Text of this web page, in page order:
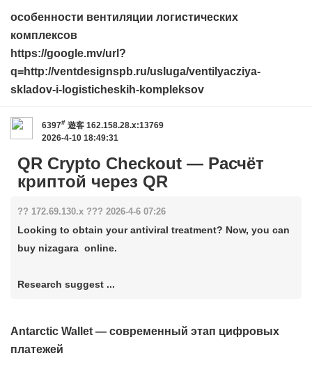
особенности вентиляции логистических
комплексов
https://google.mv/url?
q=http://ventdesignspb.ru/usluga/ventilyacziya-
skladov-i-logisticheskih-kompleksov
6397# 遊客 162.158.28.x:13769
2026-4-10 18:49:31
QR Crypto Checkout — Расчёт
криптой через QR
?? 172.69.130.x ??? 2026-4-6 07:26
Looking to obtain your antiviral treatment? Now, you can
buy nizagara online.
Research suggest ...
Antarctic Wallet — современный этап цифровых
платежей